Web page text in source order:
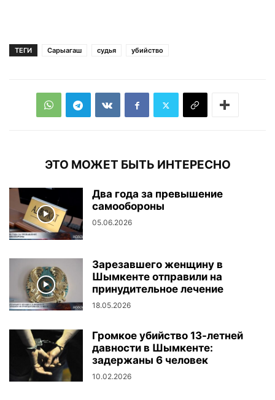
ТЕГИ Сарыагаш судья убийство
ЭТО МОЖЕТ БЫТЬ ИНТЕРЕСНО
Два года за превышение
самообороны
05.06.2026
Зарезавшего женщину в
Шымкенте отправили на
принудительное лечение
18.05.2026
Громкое убийство 13-летней
давности в Шымкенте:
задержаны 6 человек
10.02.2026